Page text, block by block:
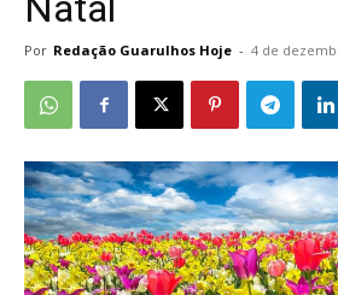
Por Redação Guarulhos Hoje - 4 de